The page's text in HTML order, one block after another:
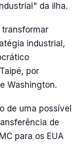
da ilha.
transformar
industrial,
por
Washington.
de uma possível
de
para os EUA